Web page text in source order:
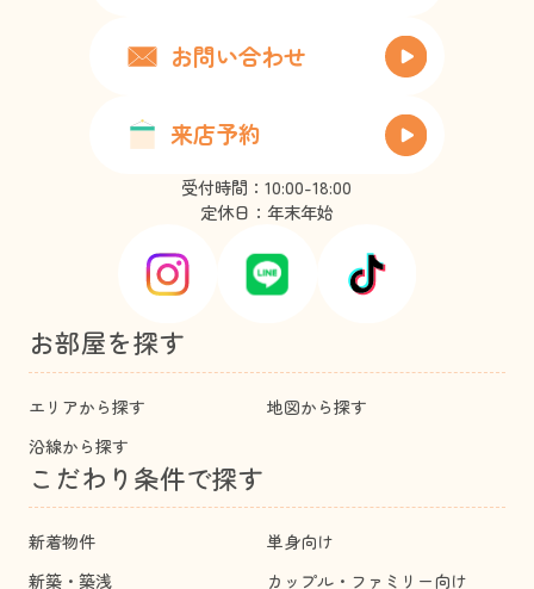
お問い合わせ
来店予約
受付時間：10:00-18:00
定休日：年末年始
お部屋を探す
エリアから探す
地図から探す
沿線から探す
こだわり条件で探す
新着物件
単身向け
新築・築浅
カップル・ファミリー向け